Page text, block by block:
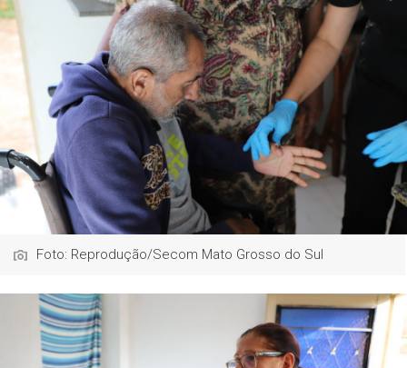
Foto: Reprodução/Secom Mato Grosso do Sul